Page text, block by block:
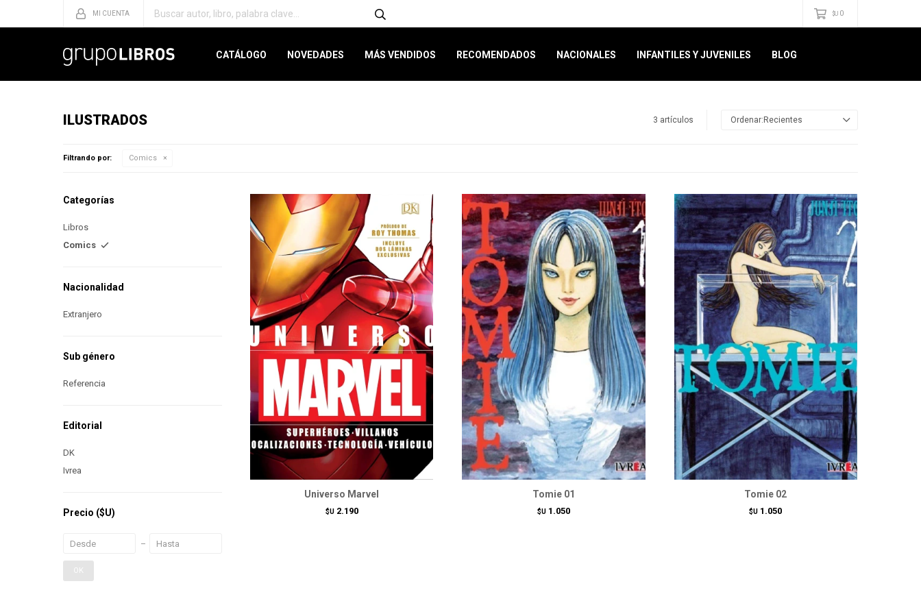
CATÁLOGO NOVEDADES MÁS VENDIDOS RECOMENDADOS NACIONALES INFANTILES Y JUVENILES BLOG
$U 0
ILUSTRADOS 3 artículos Recientes
Filtrando por: Comics
Universo Marvel
$U 2.190
Tomie 01
$U 1.050
Tomie 02
$U 1.050
Categorías
Libros
Comics
Nacionalidad
Extranjero
Sub género
Referencia
Editorial
DK
Ivrea
Precio ($U)
OK